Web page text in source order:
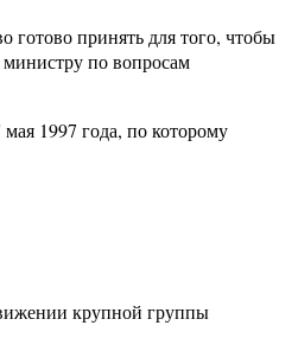
принять для того, чтобы
по вопросам
1997 года, по которому
крупной группы